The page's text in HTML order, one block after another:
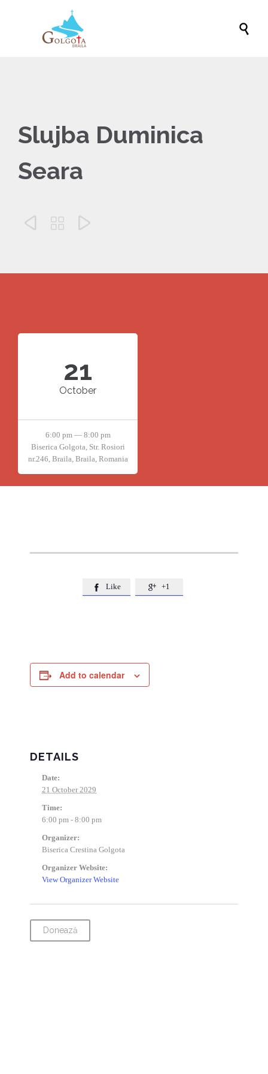

Slujba Duminica
Seara
  
21
October
6:00 pm — 8:00 pm
Biserica Golgota, Str. Rosiori
nr.246, Braila, Braila, Romania
 Like  +1
Add to calendar
DETAILS
Date:
21 October 2029
Time:
6:00 pm - 8:00 pm
Organizer:
Biserica Crestina Golgota
Organizer Website:
View Organizer Website
Donează